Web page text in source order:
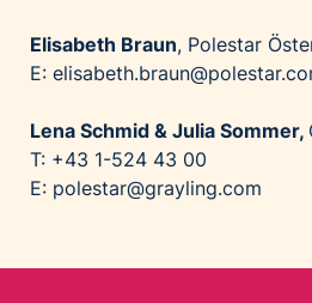
Elisabeth Braun, Polestar
E:
Lena Schmid & Julia Sommer,
T: +43 1-524 43 00
E: polestar@grayling.com